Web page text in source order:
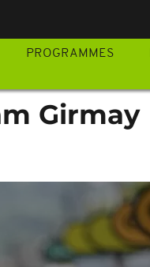
PROGRAMMES
Girmay